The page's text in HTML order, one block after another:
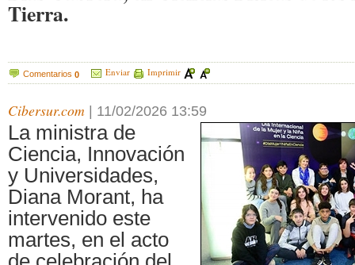
Tierra.
Comentarios 0 Enviar Imprimir
Cibersur.com 11/02/2026 13:59
La ministra de
Ciencia, Innovación
y Universidades,
Diana Morant, ha
intervenido este
martes, en el acto